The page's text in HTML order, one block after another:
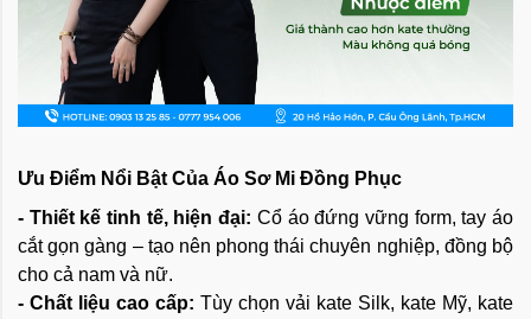
Ưu Điểm Nổi Bật Của Áo Sơ Mi Đồng Phục
- Thiết kế tinh tế, hiện đại: Cổ áo đứng vững form, tay áo
cắt gọn gàng – tạo nên phong thái chuyên nghiệp, đồng bộ
cho cả nam và nữ.
- Chất liệu cao cấp: Tùy chọn vải kate Silk, kate Mỹ, kate